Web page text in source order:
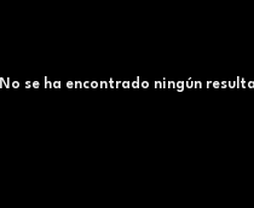
No se ha encontrado ningún